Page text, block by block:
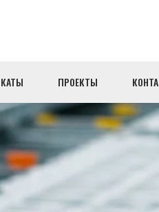
ПРОЕКТЫ